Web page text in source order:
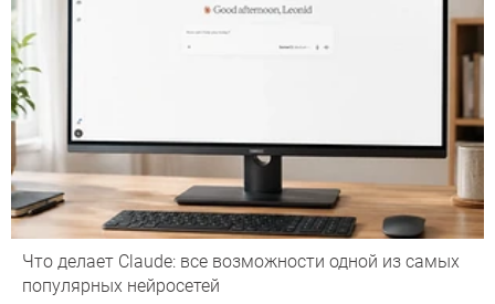
Что делает Сlaude: все возможности одной из самых
популярных нейросетей